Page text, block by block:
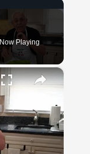
Now Playing
×